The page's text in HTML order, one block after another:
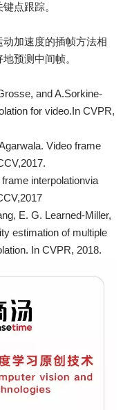
点跟踪。
加速度的插帧方法相
预测中间帧。
and A.Sorkine-
for video.In CVPR,
Video frame
interpolationvia
E. G. Learned-Miller,
estimation of multiple
In CVPR, 2018.